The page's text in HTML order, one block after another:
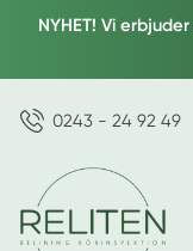
NYHET! Vi
0243 - 24 92 49